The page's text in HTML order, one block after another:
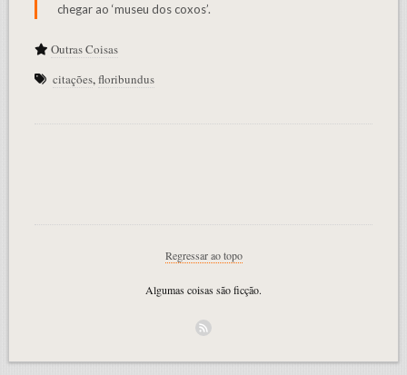
chegar ao ‘museu dos coxos’.
Outras Coisas
citações,floribundus
Regressar ao topo
Algumas coisas são ficção.